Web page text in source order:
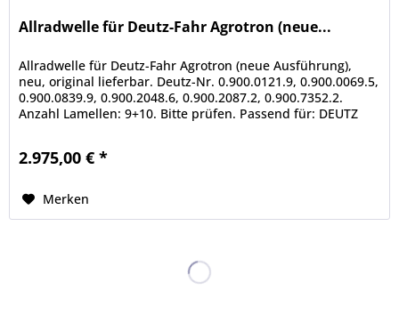
Allradwelle für Deutz-Fahr Agrotron (neue...
Allradwelle für Deutz-Fahr Agrotron (neue Ausführung),
neu, original lieferbar. Deutz-Nr. 0.900.0121.9, 0.900.0069.5,
0.900.0839.9, 0.900.2048.6, 0.900.2087.2, 0.900.7352.2.
Anzahl Lamellen: 9+10. Bitte prüfen. Passend für: DEUTZ
2.975,00 € *
Merken